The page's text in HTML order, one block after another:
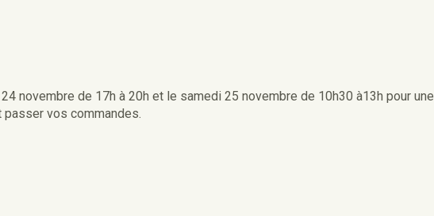
novembre de 17h à 20h et le samedi 25 novembre de 10h30 à13h pour une
vos commandes.